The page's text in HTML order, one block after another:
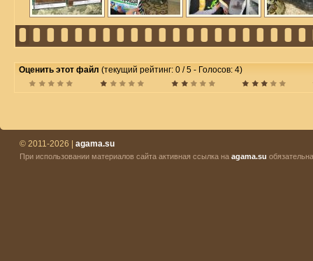
Оценить этот файл (текущий рейтинг: 0 / 5 - Голосов: 4)
© 2011-2026 | agama.su
При использовании материалов сайта активная ссылка на agama.su